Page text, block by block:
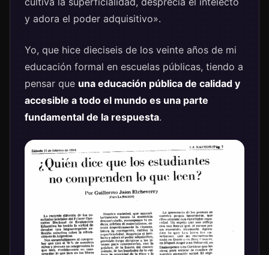
y adora el poder adquisitivo».
Yo, que hice dieciseis de los veinte años de mi
educación formal en escuelas públicas, tiendo a
pensar que una educación pública de calidad y
accesible a todo el mundo es una parte
fundamental de la respuesta.